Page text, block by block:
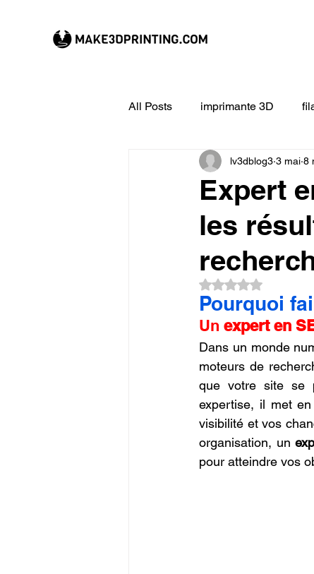
All Posts imprimante 3D
CREALITY imprimante 3D
Filament 3D Formation à
impression 3D en ligne
Commerce en Franchise
CREALITY SPARKX i7 Color
Expert
les
lv3dblog3 3 mai 8
Noté NaN étoiles
Pourquoi
Un expert en
Dans un monde
moteurs de
que votre site se
expertise, il met
visibilité et vos
organisation, un
pour atteindre vos